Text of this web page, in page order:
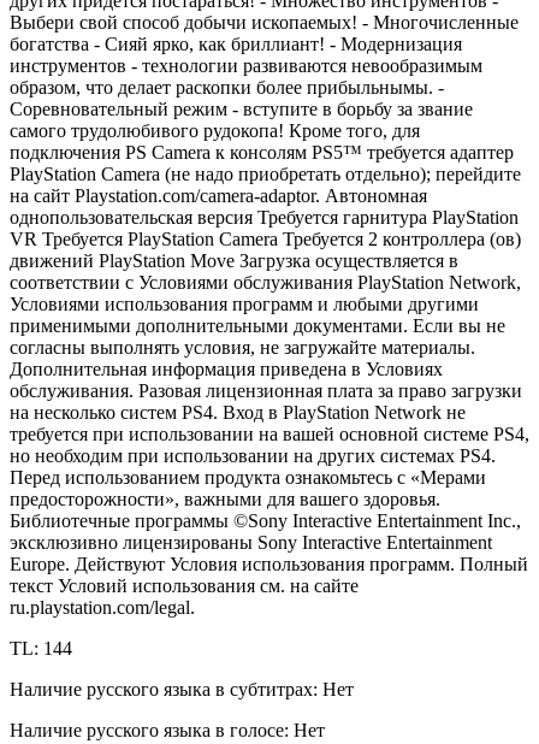
Выбери свой способ добычи ископаемых! - Многочисленные
богатства - Cияй ярко, как бриллиант! - Модернизация
инструментов - технологии развиваются невообразимым
образом, что делает раскопки более прибыльнымы. -
Соревновательный режим - вступите в борьбу за звание
самого трудолюбивого рудокопа! Кроме того, для
подключения PS Camera к консолям PS5™ требуется адаптер
PlayStation Camera (не надо приобретать отдельно); перейдите
на сайт Playstation.com/camera-adaptor. Автономная
однопользовательская версия Требуется гарнитура PlayStation
VR Требуется PlayStation Camera Требуется 2 контроллера (ов)
движений PlayStation Move Загрузка осуществляется в
соответствии с Условиями обслуживания PlayStation Network,
Условиями использования программ и любыми другими
применимыми дополнительными документами. Если вы не
согласны выполнять условия, не загружайте материалы.
Дополнительная информация приведена в Условиях
обслуживания. Разовая лицензионная плата за право загрузки
на несколько систем PS4. Вход в PlayStation Network не
требуется при использовании на вашей основной системе PS4,
но необходим при использовании на других системах PS4.
Перед использованием продукта ознакомьтесь с «Мерами
предосторожности», важными для вашего здоровья.
Библиотечные программы ©Sony Interactive Entertainment Inc.,
эксклюзивно лицензированы Sony Interactive Entertainment
Europe. Действуют Условия использования программ. Полный
текст Условий использования см. на сайте
ru.playstation.com/legal.
TL: 144
Наличие русского языка в субтитрах: Нет
Наличие русского языка в голосе: Нет